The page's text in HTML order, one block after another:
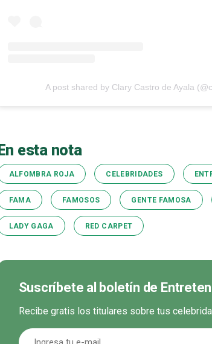
A post shared by Clary Castro de Ayala
En esta nota
ALFOMBRA ROJA CELEBRIDADES
FAMA FAMOSOS GENTE FAMOSA
LADY GAGA RED CARPET
Suscríbete al boletín de
Recibe gratis los titulares sobre tus